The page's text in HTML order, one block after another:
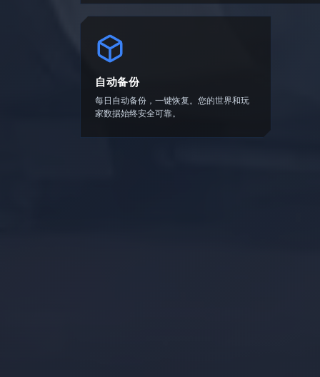
自动备份
每日自动备份，一键恢复。您的世界和玩
家数据始终安全可靠。